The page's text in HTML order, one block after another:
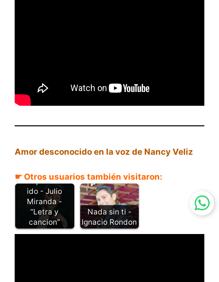
Amor desconocido en la voz de Nancy Veliz
☛ Otros usuarios también visitaron:
Por que te has
ido - Julio
Miranda -
“Letra y
cancion”
Nada sin ti -
Ignacio Rondon